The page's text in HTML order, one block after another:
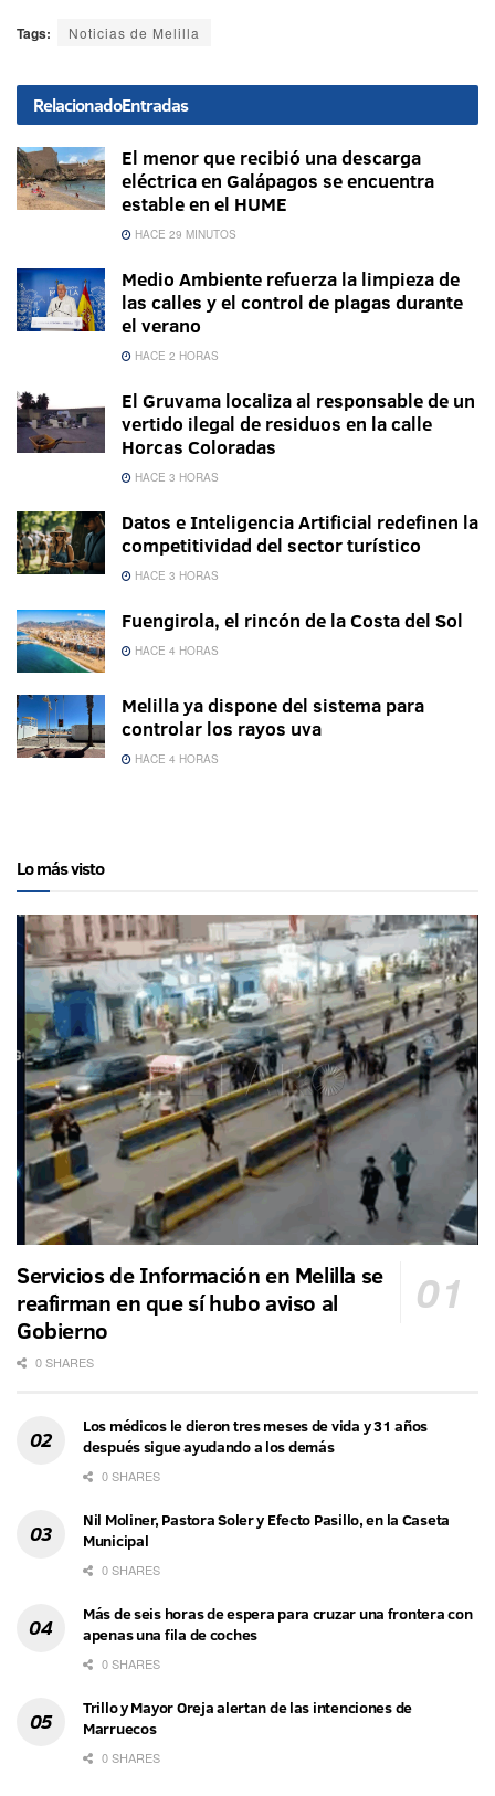
Tags: Noticias de Melilla
RelacionadoEntradas
El menor que recibió una descarga
eléctrica en Galápagos se encuentra
estable en el HUME
HACE 29 MINUTOS
Medio Ambiente refuerza la limpieza de
las calles y el control de plagas durante
el verano
HACE 2 HORAS
El Gruvama localiza al responsable de un
vertido ilegal de residuos en la calle
Horcas Coloradas
HACE 3 HORAS
Datos e Inteligencia Artificial redefinen la
competitividad del sector turístico
HACE 3 HORAS
Fuengirola, el rincón de la Costa del Sol
HACE 4 HORAS
Melilla ya dispone del sistema para
controlar los rayos uva
HACE 4 HORAS
Lo más visto
Servicios de Información en Melilla se
reafirman en que sí hubo aviso al
Gobierno
0 SHARES
Los médicos le dieron tres meses de vida y 31 años
después sigue ayudando a los demás
0 SHARES
Nil Moliner, Pastora Soler y Efecto Pasillo, en la Caseta
Municipal
0 SHARES
Más de seis horas de espera para cruzar una frontera con
apenas una fila de coches
0 SHARES
Trillo y Mayor Oreja alertan de las intenciones de
Marruecos
0 SHARES